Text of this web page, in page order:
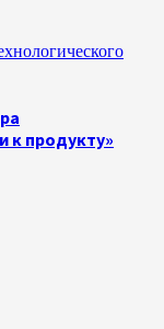
к продукту»